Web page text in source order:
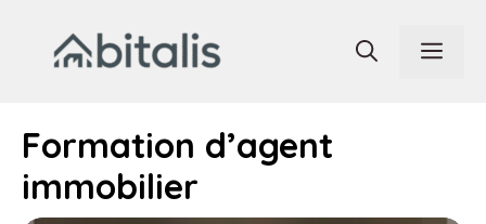
contenu
Formation d’agent
immobilier